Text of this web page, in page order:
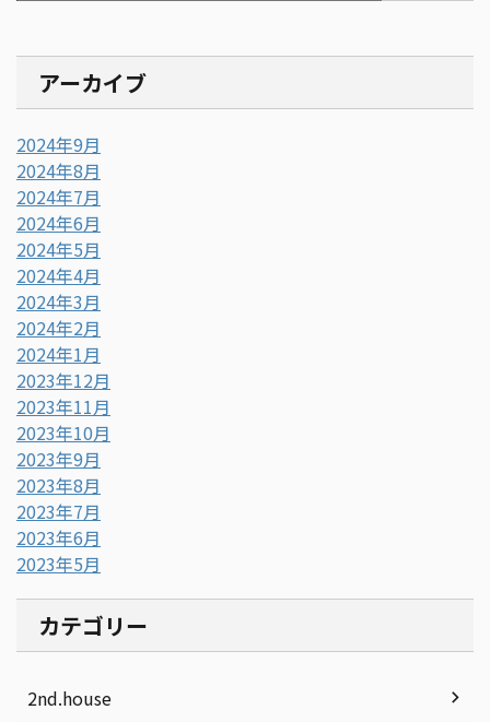
アーカイブ
2024年9月
2024年8月
2024年7月
2024年6月
2024年5月
2024年4月
2024年3月
2024年2月
2024年1月
2023年12月
2023年11月
2023年10月
2023年9月
2023年8月
2023年7月
2023年6月
2023年5月
カテゴリー
2nd.house